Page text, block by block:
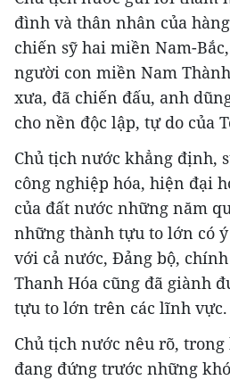
đình và thân nhân của
chiến sỹ hai miền Nam-
người con miền Nam
xưa, đã chiến đấu, anh
cho nền độc lập, tự do của
Chủ tịch nước khẳng định,
công nghiệp hóa, hiện đại
của đất nước những năm
những thành tựu to lớn có
với cả nước, Đảng bộ,
Thanh Hóa cũng đã giành
tựu to lớn trên các lĩnh vực.
Chủ tịch nước nêu rõ,
đang đứng trước những